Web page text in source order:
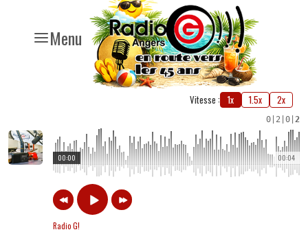
Menu
Vitesse : 1x 1.5x 2x
0 2 0 2
00:04
00:00
Radio G!